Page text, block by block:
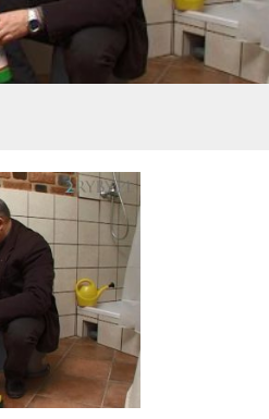
NAS